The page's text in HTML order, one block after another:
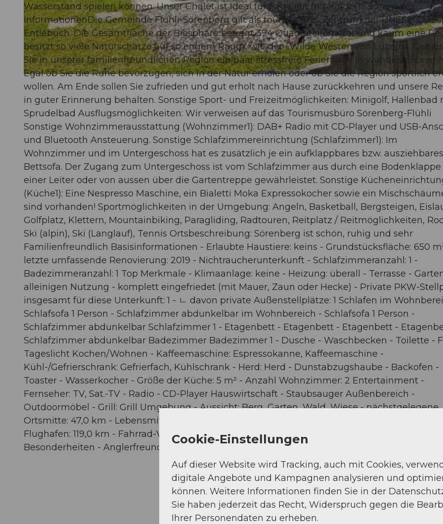
© swisshotel
Wasserstand spielen können. Unser Chalet ist ideal für Familien mit Kindern. Sörenberg
InformationenDie Gemeinde Flühli-Sörenberg gilt als touristisches Zentrum der UNESCO
Entlebuch. Die Gesamtfläche der Biosphäre beträgt 394 Quadratkilometer und kaum eine
besitzt so viele Naturschätze auf so engem Raum, wie der «Wilde Westen von Luzern».
Sie in unserer familienfreundlichen Region ein paar stressfreie Ferientage in wunderschöner
Egal ob Sie die Ruhe bevorzugen, sich in der Natur erholen oder ob Sie die Region sportlich
wollen. Am Ende sollen Sie zufrieden und gut erholt nach Hause zurückkehren und unsere
in guter Erinnerung behalten. Sonstige Sport- und Freizeitmöglichkeiten: Minigolf, Hallenbad
Sprudelbad Ausflugsmöglichkeiten: Wir verweisen auf das Tourismusbüro Sörenberg-Flühli
Sonstige Wohnzimmerausstattung (Wohnzimmer1): DAB+ Radio mit CD-Player und USB-
und Bluetooth Ansteuerung. Sonstige Schlafzimmereinrichtung (Schlafzimmer1): Im
Wohnzimmer und im Untergeschoss hat es zusätzlich je ein aufklappbares bzw. ausziehbares
Bettsofa. Der Zugang zum Untergeschoss ist vom Schlafzimmer aus durch eine
einer Leiter oder von aussen über die Gartentreppe gewährleistet. Sonstige
(Küche1): Eine Nespresso Maschine, ein Bialetti Moka Expressokocher sowie ein
sind vorhanden! Sportmöglichkeiten in der Umgebung: Angeln, Basketball, Bergsteigen,
Golfplatz, Klettern, Mountainbiking, Paragliding, Radtouren, Reitplatz / Reitmöglichkeiten,
Ski (alpin), Ski (Langlauf), Tennis Ortsbeschreibung: Sörenberg ist schön, ruhig und sehr
Familienfreundlich Basisinformationen - Erlaubte Haustiere: keins - Grundstücksfläche: 650
letzte umfassende Renovierung: 2019 - Nichtraucherunterkunft - Schlafzimmeranzahl: 1 -
Badezimmeranzahl: 1 Top Merkmale - Klimaanlage: keine - Heizung: überall - Terrasse -
alleinigen Nutzung - komplett eingefriedet (mit Mauer, Zaun oder Hecke) - Private PKW-
insgesamt für diese Unterkunft: 1 - ㄴ davon private Außen­stellplätze: 1 Schlafen im
Schlafsofa 1 Person - Schlafzimmer abdunkelbar im Wohnbereich - Schlafsofa 1 Person -
Schlafzimmer abdunkelbar Schlafzimmer 1 - Etagenbett - Etagenbett - Etagenbett -
Schlafzimmer abdunkelbar Badezimmer Badezimmer 1 - Dusche - Waschbecken - Toilette -
Tageslicht Kochen/Wohnen - Kaffeemaschine: Espressokanne, Kaffeemaschine -
Kühl-/Gefrierschrank: Gefrierfach, Kühlschrank - Herd: Herd - Dunstabzugshaube - Backofen -
Toaster - Wasserkocher - Größe der Küche: 5 m² - Anzahl Wohnzimmer: 2 Entertainment -
Fernseher: TV, Sat.-TV - Radio - CD-Player Hauswirtschaft - Staubsauger Außenbereich -
Outdoormöbel - Grill: Grill Umgebung - Aussicht: Berg, Garten, Wald, Wiese - nächstgelegene
Ortsmitte: 47,0 km - Lebensmittelhandel: 550 m - Cafés/Restaurants: 500 m - Bahnhof: 17,0 km -
Flughafen: 119,0 km - Fahrrad-Verleih: 1 m - Ski - Skilanglauf: 350 m - Berg-/Seilbahn: 350 m
Besonderheiten - Anglerfreundlich - Chalet - Inmitten der Natur gelegen Grundstücksfläche:
Cookie-Einstellungen
Auf dieser Website wird Tracking, auch mit Cookies,
digitale Angebote und Kampagnen analysieren und
können. Weitere Informationen finden Sie in der
Sie haben jederzeit das Recht, Widerspruch gegen die
Ihrer Personendaten zu erheben.